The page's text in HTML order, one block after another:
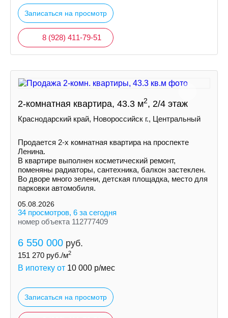
Записаться на просмотр
8 (928) 411-79-51
2-комнатная квартира, 43.3 м2, 2/4 этаж
Краснодарский край, Новороссийск г., Центральный
Продается 2-х комнатная квартира на проспекте
Ленина.
В квартире выполнен косметический ремонт,
поменяны радиаторы, сантехника, балкон застеклен.
Во дворе много зелени, детская площадка, место для
парковки автомобиля.
05.08.2026
34 просмотров, 6 за сегодня
номер объекта 112777409
6 550 000 руб.
151 270 руб./м2
В ипотеку от 10 000 р/мес
Записаться на просмотр